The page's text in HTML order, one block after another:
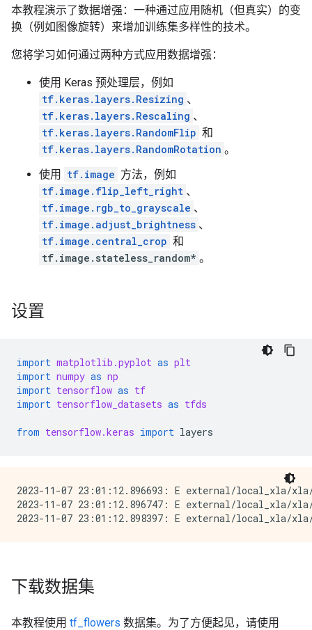
本教程演示了数据增强：一种通过应用随机（但真实）的变
换（例如图像旋转）来增加训练集多样性的技术。
您将学习如何通过两种方式应用数据增强：
使用 Keras 预处理层，例如
tf.keras.layers.Resizing 、
tf.keras.layers.Rescaling 、
tf.keras.layers.RandomFlip 和
tf.keras.layers.RandomRotation 。
使用
tf.image 方法，例如
tf.image.flip_left_right 、
tf.image.rgb_to_grayscale 、
tf.image.adjust_brightness 、
tf.image.central_crop 和
tf.image.stateless_random* 。
设置
import matplotlib.pyplot as plt
import numpy as np
import tensorflow as tf
import tensorflow_datasets as tfds
from tensorflow.keras import layers
2023-11-07 23:01:12.896693: E external/local_xla/
2023-11-07 23:01:12.896747: E external/local_xla/
下载数据集
本教程使用 tf_flowers 数据集。为了方便起见，请使用